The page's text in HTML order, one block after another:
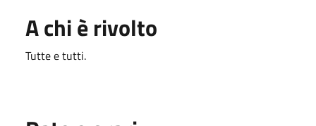
A chi è rivolto
Tutte e tutti.